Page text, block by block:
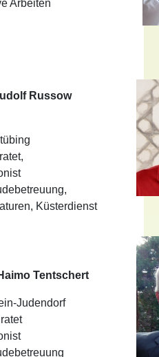
Arbeiten
Russow
Küsterdienst
Tentschert
Judendorf